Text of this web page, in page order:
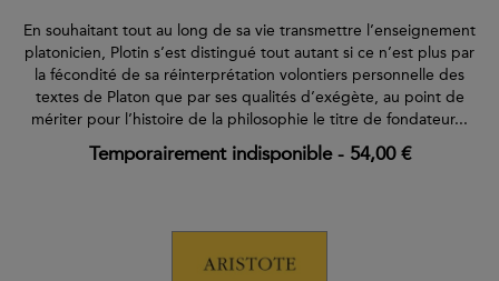
En souhaitant tout au long de sa vie transmettre l’enseignement
platonicien, Plotin s’est distingué tout autant si ce n’est plus par
la fécondité de sa réinterprétation volontiers personnelle des
textes de Platon que par ses qualités d’exégète, au point de
mériter pour l’histoire de la philosophie le titre de fondateur...
Temporairement indisponible- 54,00 €